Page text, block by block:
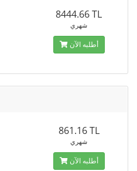
8444.66 TL
شهري
أطلبه الآن
861.16 TL
شهري
أطلبه الآن